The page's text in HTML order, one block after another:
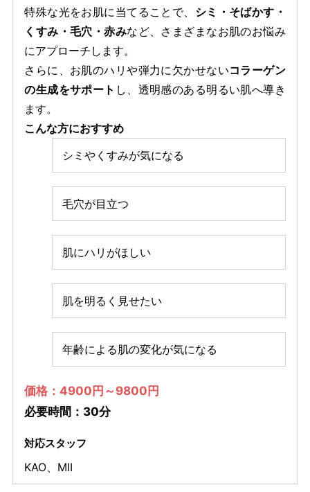
特殊な光をお肌に当てることで、 シミ・そばかす・
くすみ・毛穴・赤みなど、さまざまなお肌のお悩み
にアプローチします。
さらに、お肌のハリや弾力に欠かせないコラーゲン
の生成をサポート し、透明感のある明るい肌へ導き
ます。
こんな方におすすめ
シミやくすみが気になる
毛穴が目立つ
肌にハリがほしい
肌を明るく見せたい
年齢による肌の変化が気になる
価格：4900円～9800円
必要時間：30分
対応スタッフ
KAO MII